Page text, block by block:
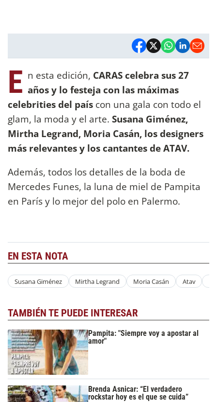
E n esta edición, CARAS celebra sus 27
años y lo festeja con las máximas
celebrities del país con una gala con todo el
glam, la moda y el arte. Susana Giménez,
Mirtha Legrand, Moria Casán, los designers
más relevantes y los cantantes de ATAV.
Además, todos los detalles de la boda de
Mercedes Funes, la luna de miel de Pampita
en París y lo mejor del polo en Palermo.
EN ESTA NOTA
Susana Giménez Mirtha Legrand Moria Casán Atav
TAMBIÉN TE PUEDE INTERESAR
Pampita: "Siempre voy a apostar al
amor"
Brenda Asnicar: “El verdadero
rockstar hoy es el que se cuida”